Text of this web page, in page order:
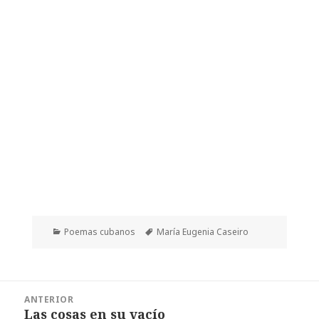
Categorías
Poemas cubanos Etiquetas
María Eugenia Caseiro
ANTERIOR
Entrada
Las cosas en su vacío